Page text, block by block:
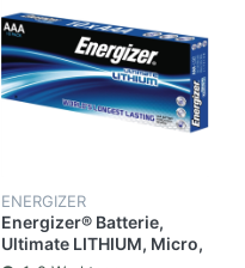
ENERGIZER
Energizer® Batterie,
Ultimate LITHIUM, Micro,